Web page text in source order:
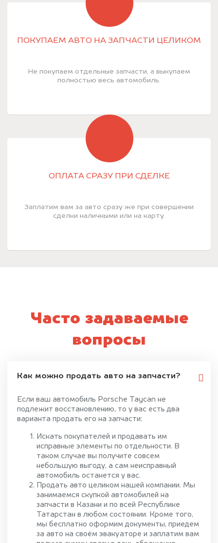
ПОКУПАЕМ АВТО НА ЗАПЧАСТИ ЦЕЛИКОМ
Не покупаем отдельные запчасти, а выкупаем
полностью весь автомобиль.
ОПЛАТА СРАЗУ ПРИ СДЕЛКЕ
Заплатим вам за авто сразу же при совершении
сделки наличными или на карту.
Часто задаваемые
вопросы
Как можно продать авто на запчасти?
Если ваш автомобиль Porsche Taycan не
подлежит восстановлению, то у вас есть два
варианта продать его на запчасти:
Искать покупателей и продавать им
исправные элементы по отдельности. В
таком случае вы получите совсем
небольшую выгоду, а сам неисправный
автомобиль останется у вас.
Продать авто целиком нашей компании. Мы
занимаемся скупкой автомобилей на
запчасти в Казани и по всей Республике
Татарстан в любом состоянии. Кроме того,
мы бесплатно оформим документы, приедем
за авто на своём эвакуаторе и заплатим вам